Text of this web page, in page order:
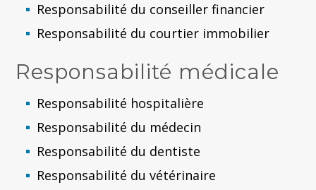
Responsabilité du conseiller financier
Responsabilité du courtier immobilier
Responsabilité médicale
Responsabilité hospitalière
Responsabilité du médecin
Responsabilité du dentiste
Responsabilité du vétérinaire